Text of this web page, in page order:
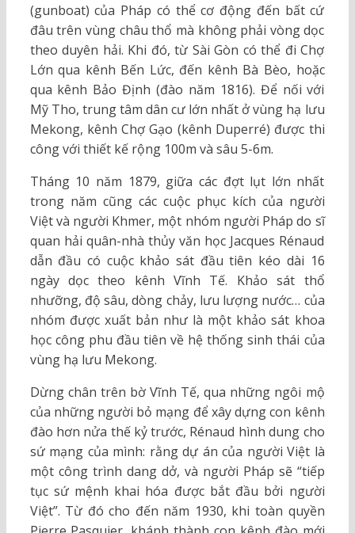
(gunboat) của Pháp có thể cơ động đến bất cứ
đâu trên vùng châu thổ mà không phải vòng dọc
theo duyên hải. Khi đó, từ Sài Gòn có thể đi Chợ
Lớn qua kênh Bến Lức, đến kênh Bà Bèo, hoặc
qua kênh Bảo Định (đào năm 1816). Để nối với
Mỹ Tho, trung tâm dân cư lớn nhất ở vùng hạ lưu
Mekong, kênh Chợ Gạo (kênh Duperré) được thi
công với thiết kế rộng 100m và sâu 5-6m.
Tháng 10 năm 1879, giữa các đợt lụt lớn nhất
trong năm cũng các cuộc phục kích của người
Việt và người Khmer, một nhóm người Pháp do sĩ
quan hải quân-nhà thủy văn học Jacques Rénaud
dẫn đầu có cuộc khảo sát đầu tiên kéo dài 16
ngày dọc theo kênh Vĩnh Tế. Khảo sát thổ
nhưỡng, độ sâu, dòng chảy, lưu lượng nước… của
nhóm được xuất bản như là một khảo sát khoa
học công phu đầu tiên về hệ thống sinh thái của
vùng hạ lưu Mekong.
Dừng chân trên bờ Vĩnh Tế, qua những ngôi mộ
của những người bỏ mạng để xây dựng con kênh
đào hơn nửa thế kỷ trước, Rénaud hình dung cho
sứ mạng của mình: rằng dự án của người Việt là
một công trình dang dở, và người Pháp sẽ “tiếp
tục sứ mệnh khai hóa được bắt đầu bởi người
Việt”. Từ đó cho đến năm 1930, khi toàn quyền